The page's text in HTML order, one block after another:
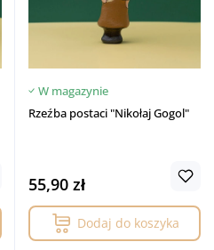
W magazynie
Rzeźba postaci "Nikołaj Gogol"
55,90 zł
Dodaj do koszyka